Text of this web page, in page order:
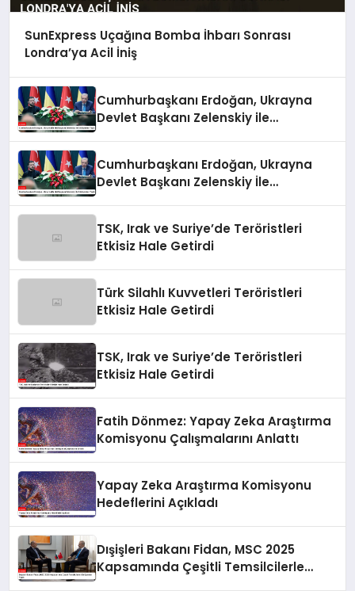
SunExpress Uçağına Bomba İhbarı Sonrası
Londra’ya Acil İniş
Cumhurbaşkanı Erdoğan, Ukrayna
Devlet Başkanı Zelenskiy ile
Cumhurbaşkanı Erdoğan, Ukrayna
Devlet Başkanı Zelenskiy İle
TSK, Irak ve Suriye’de Teröristleri
Etkisiz Hale Getirdi
Türk Silahlı Kuvvetleri Teröristleri
Etkisiz Hale Getirdi
TSK, Irak ve Suriye’de Teröristleri
Etkisiz Hale Getirdi
Fatih Dönmez: Yapay Zeka Araştırma
Komisyonu Çalışmalarını Anlattı
Yapay Zeka Araştırma Komisyonu
Hedeflerini Açıkladı
Dışişleri Bakanı Fidan, MSC 2025
Kapsamında Çeşitli Temsilcilerle